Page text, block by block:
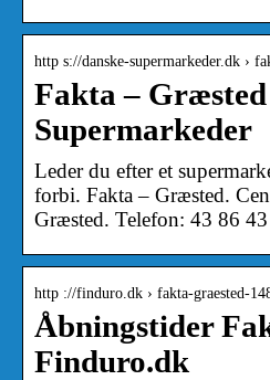
http s://danske-supermarkeder.dk ›
Fakta – Græsted
Supermarkeder
Leder du efter et
forbi. Fakta – Græsted.
Græsted. Telefon: 43 86
http ://finduro.dk › fakta-graested-
Åbningstider
Finduro.dk